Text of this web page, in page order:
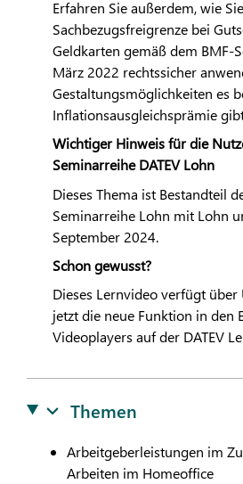
Erfahren Sie außerdem, wie
Sachbezugsfreigrenze bei
Geldkarten gemäß dem BMF-
März 2022 rechtssicher
Gestaltungsmöglichkeiten es
Inflationsausgleichsprämie
Wichtiger Hinweis für die
SeminarreiheDATEVLohn
Dieses Thema ist Bestandteil
Seminarreihe Lohn mit Lohn
September 2024.
Schon gewusst?
Dieses Lernvideo verfügt
jetzt die neue Funktion in den
Videoplayers auf der DATEV
Themen
Arbeitgeberleistungen im
Arbeiten im Homeoffice